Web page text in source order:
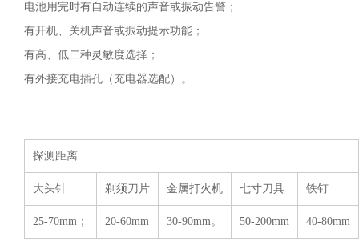
电池用完时有自动连续的声音或振动告警；
有开机、关机声音或振动提示功能；
有高、低二种灵敏度选择；
有外接充电插孔（充电器选配）。
探测距离
大头针 剃须刀片 金属打火机 七寸刀具 铁钉
25-70mm； 20-60mm 30-90mm。 50-200mm 40-80mm